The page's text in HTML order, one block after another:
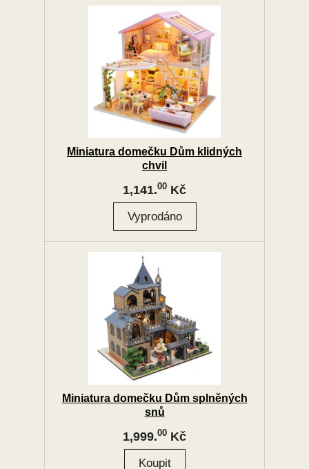
Miniatura domečku Dům klidných
chvil
1,141.00 Kč
Miniatura domečku Dům splněných
snů
1,999.00 Kč